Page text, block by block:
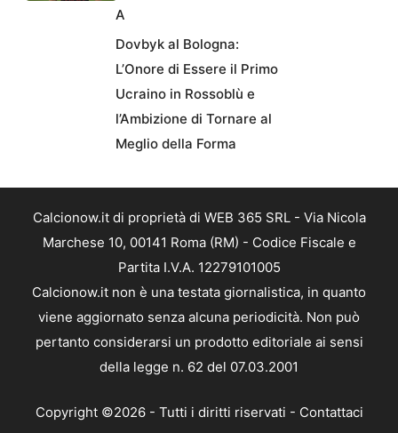
A
Dovbyk al Bologna:
L’Onore di Essere il Primo
Ucraino in Rossoblù e
l’Ambizione di Tornare al
Meglio della Forma
Calcionow.it di proprietà di WEB 365 SRL - Via Nicola
Marchese 10, 00141 Roma (RM) - Codice Fiscale e
Partita I.V.A. 12279101005
Calcionow.it non è una testata giornalistica, in quanto
viene aggiornato senza alcuna periodicità. Non può
pertanto considerarsi un prodotto editoriale ai sensi
della legge n. 62 del 07.03.2001
Copyright ©2026 - Tutti i diritti riservati - Contattaci